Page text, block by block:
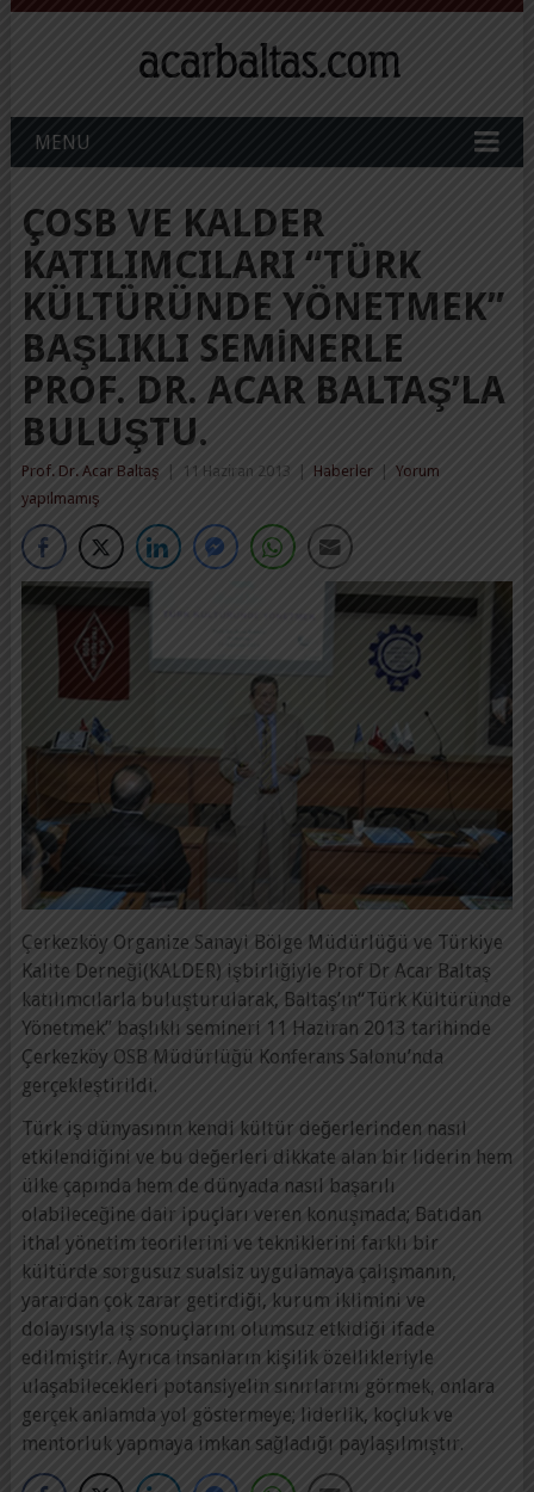
MENU
ÇOSB VE KALDER
KATILIMCILARI “TÜRK
KÜLTÜRÜNDE YÖNETMEK”
BAŞLIKLI SEMINERLE
PROF. DR. ACAR BALTAŞ’LA
BULUŞTU.
Prof. Dr. Acar Baltaş 11 Haziran 2013 Haberler
Yorum
yapılmamış
Çerkezköy Organize Sanayi Bölge Müdürlüğü ve Türkiye
Kalite Derneği(KALDER) işbirliğiyle Prof Dr Acar Baltaş
katılımcılarla buluşturularak, Baltaş’ın“Türk Kültüründe
Yönetmek” başlıklı semineri 11 Haziran 2013 tarihinde
Çerkezköy OSB Müdürlüğü Konferans Salonu’nda
gerçekleştirildi.
Türk iş dünyasının kendi kültür değerlerinden nasıl
etkilendiğini ve bu değerleri dikkate alan bir liderin hem
ülke çapında hem de dünyada nasıl başarılı
olabileceğine dair ipuçları veren konuşmada; Batıdan
ithal yönetim teorilerini ve tekniklerini farklı bir
kültürde sorgusuz sualsiz uygulamaya çalışmanın,
yarardan çok zarar getirdiği, kurum iklimini ve
dolayısıyla iş sonuçlarını olumsuz etkidiği ifade
edilmiştir. Ayrıca insanların kişilik özellikleriyle
ulaşabilecekleri potansiyelin sınırlarını görmek, onlara
gerçek anlamda yol göstermeye; liderlik, koçluk ve
mentorluk yapmaya imkan sağladığı paylaşılmıştır.